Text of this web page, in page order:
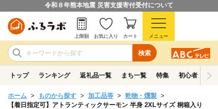
令和８年熊本地震 災害支援寄付受付について
検索
上限額 お気に入り カート メニュー
トップ ランキング 返礼品一覧 まち一覧 特集 初心者ガイド
ホーム ものから探す 加工品等
乾物・燻製
【着日指定可】アトランティックサーモン 半身 2XLサイズ 桐箱入り